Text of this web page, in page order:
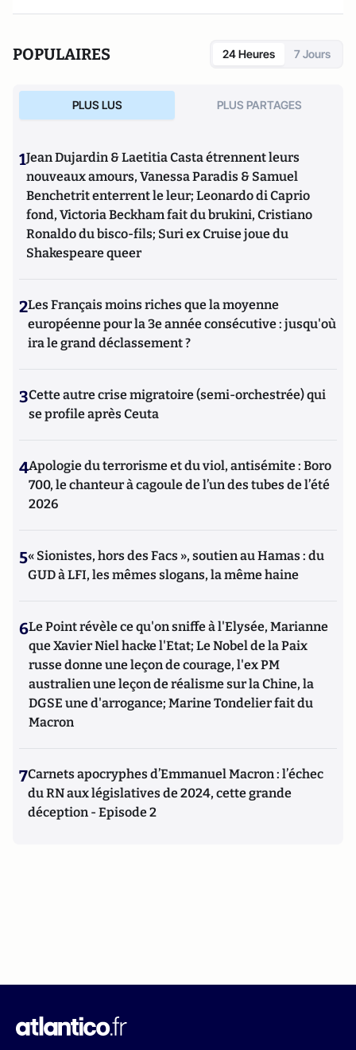
POPULAIRES 24 Heures 7 Jours
PLUS LUS PLUS PARTAGES
1Jean Dujardin & Laetitia Casta étrennent leurs
nouveaux amours, Vanessa Paradis & Samuel
Benchetrit enterrent le leur; Leonardo di Caprio
fond, Victoria Beckham fait du brukini, Cristiano
Ronaldo du bisco-fils; Suri ex Cruise joue du
Shakespeare queer
2Les Français moins riches que la moyenne
européenne pour la 3e année consécutive : jusqu'où
ira le grand déclassement ?
3Cette autre crise migratoire (semi-orchestrée) qui
se profile après Ceuta
4Apologie du terrorisme et du viol, antisémite : Boro
700, le chanteur à cagoule de l’un des tubes de l’été
2026
5« Sionistes, hors des Facs », soutien au Hamas : du
GUD à LFI, les mêmes slogans, la même haine
6Le Point révèle ce qu'on sniffe à l'Elysée, Marianne
que Xavier Niel hacke l'Etat; Le Nobel de la Paix
russe donne une leçon de courage, l'ex PM
australien une leçon de réalisme sur la Chine, la
DGSE une d'arrogance; Marine Tondelier fait du
Macron
7Carnets apocryphes d’Emmanuel Macron : l’échec
du RN aux législatives de 2024, cette grande
déception - Episode 2